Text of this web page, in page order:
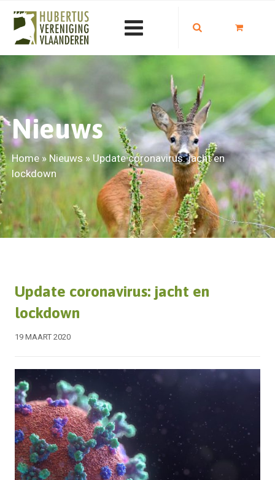
Nieuws
Home» Nieuws » Update coronavirus: jacht en
lockdown
Update coronavirus: jacht en
lockdown
19 MAART 2020